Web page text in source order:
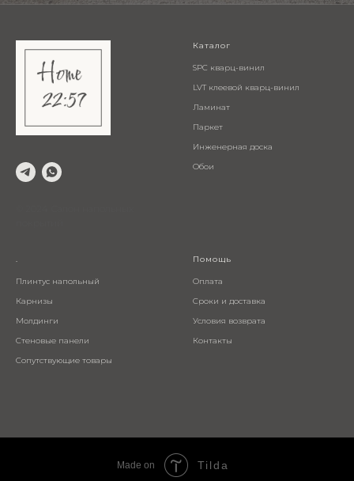
Каталог
SPC кварц-винил
LVT клеевой кварц-винил
Ламинат
Паркет
Инженерная доска
Обои
.
Плинтус напольный
Карнизы
Молдинги
Стеновые панели
Сопутствующие товары
Помощь
Оплата
Сроки и доставка
Условия возврата
Контакты
Made on Tilda